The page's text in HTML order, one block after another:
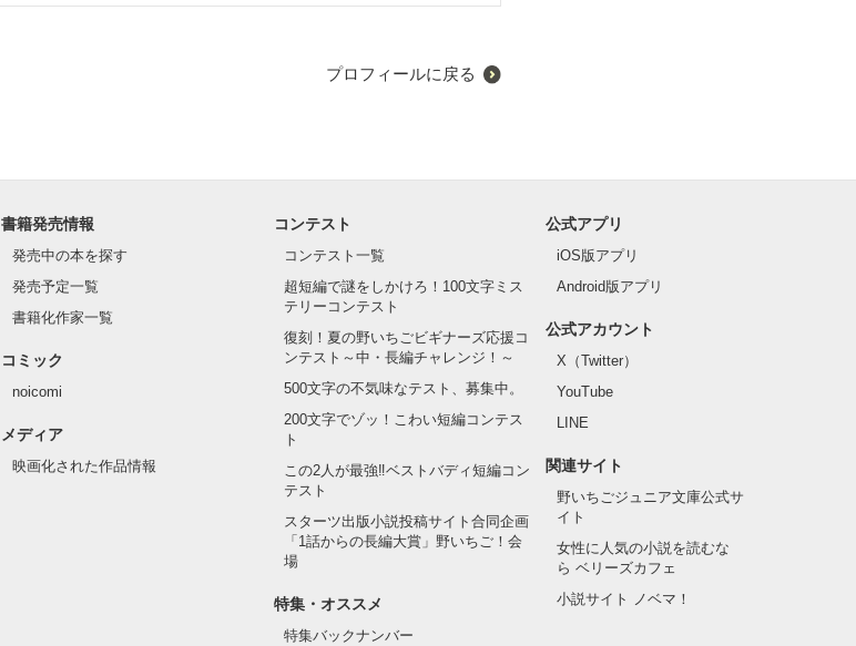
プロフィールに戻る
書籍発売情報
発売中の本を探す
発売予定一覧
書籍化作家一覧
コミック
noicomi
メディア
映画化された作品情報
コンテスト
コンテスト一覧
超短編で謎をしかけろ！100文字ミス
テリーコンテスト
復刻！夏の野いちごビギナーズ応援コ
ンテスト～中・長編チャレンジ！～
500文字の不気味なテスト、募集中。
200文字でゾッ！こわい短編コンテス
ト
この2人が最強‼ベストバディ短編コン
テスト
スターツ出版小説投稿サイト合同企画
「1話からの長編大賞」野いちご！会
場
特集・オススメ
特集バックナンバー
公式アプリ
iOS版アプリ
Android版アプリ
公式アカウント
X（Twitter）
YouTube
LINE
関連サイト
野いちごジュニア文庫公式サ
イト
女性に人気の小説を読むな
ら ベリーズカフェ
小説サイト ノベマ！